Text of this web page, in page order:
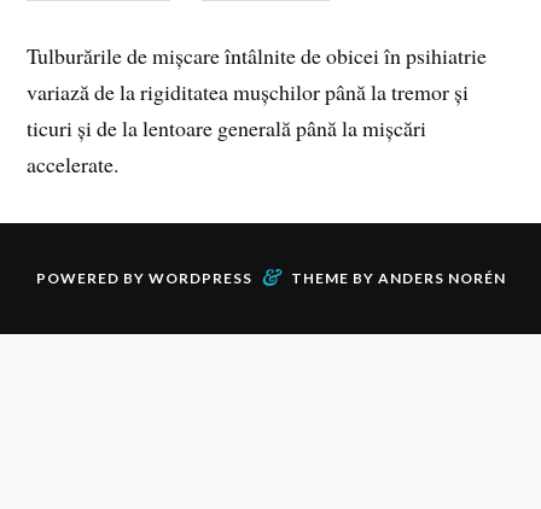
Tulburările de mișcare întâlnite de obicei în psihiatrie
variază de la rigiditatea mușchilor până la tremor și
ticuri și de la lentoare generală până la mișcări
accelerate.
POWERED BY WORDPRESS & THEME BY ANDERS NORÉN